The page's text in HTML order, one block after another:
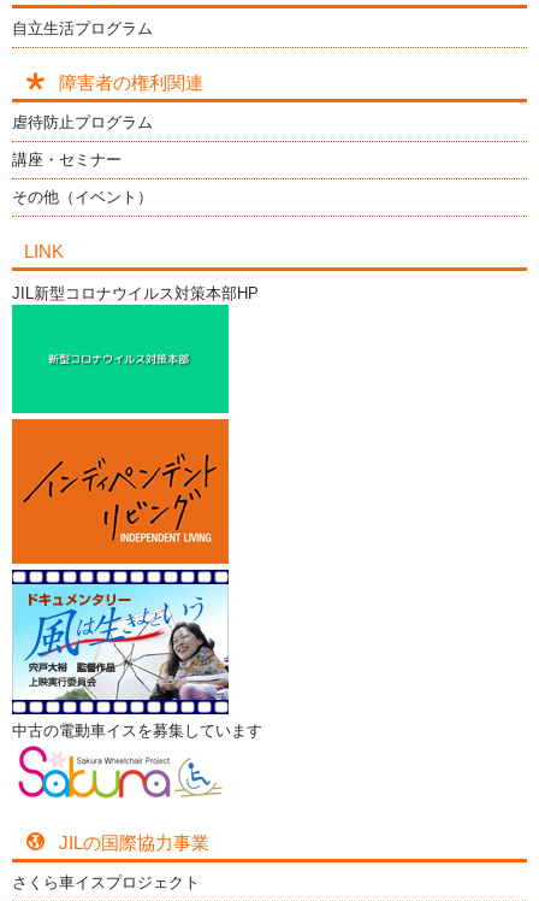
自立生活プログラム
障害者の権利関連
虐待防止プログラム
講座・セミナー
その他（イベント）
LINK
JIL新型コロナウイルス対策本部HP
中古の電動車イスを募集しています
JILの国際協力事業
さくら車イスプロジェクト